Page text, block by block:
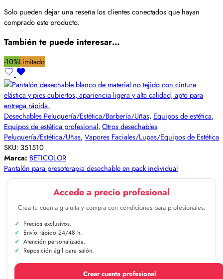
Solo pueden dejar una reseña los clientes conectados que hayan
comprado este producto.
También te puede interesar…
-10%Limitado
Desechables Peluquería/Estética/Barbería/Uñas, Equipos de estética,
Equipos de estética profesional, Otros desechables
Peluquería/Estética/Uñas, Vapores Faciales/Lupas/Equipos de Estética
SKU: 351510
Marca: BETICOLOR
Pantalón para presoterapia desechable en pack individual
Accede a precio profesional
Crea tu cuenta gratuita y compra con condiciones para profesionales.
Precios exclusivos.
Envío rápido 24/48 h.
Atención personalizada.
Reposición ágil para salón.
Crear cuenta profesional